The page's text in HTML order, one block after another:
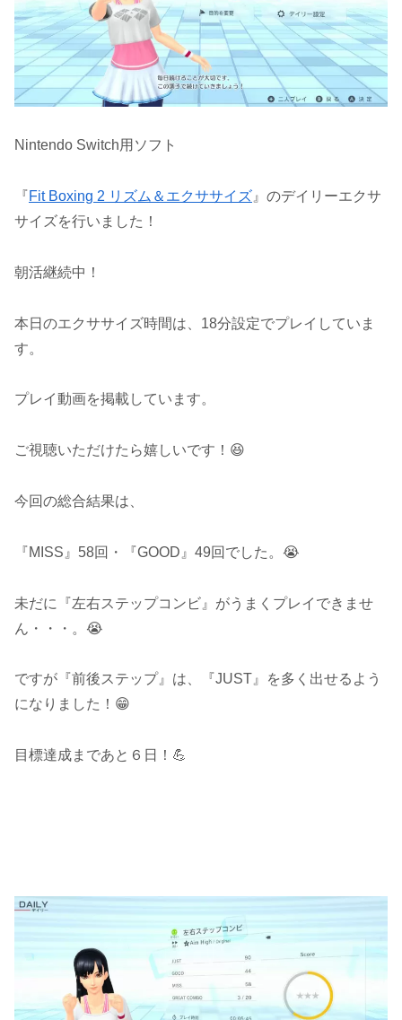
Nintendo Switch用ソフト
『Fit Boxing 2 リズム＆エクササイズ 』のデイリーエクサ
サイズを行いました！
朝活継続中！
本日のエクササイズ時間は、18分設定でプレイしていま
す。
プレイ動画を掲載しています。
ご視聴いただけたら嬉しいです！😆
今回の総合結果は、
『MISS』58回・『GOOD』49回でした。😭
未だに『左右ステップコンビ』がうまくプレイできませ
ん・・・。😭
ですが『前後ステップ』は、『JUST』を多く出せるよう
になりました！😁
目標達成まであと６日！💪